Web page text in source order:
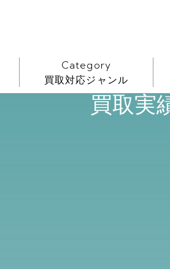
Category
買取対応ジャンル
買取実